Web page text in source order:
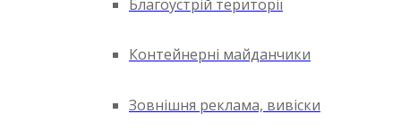
Благоустрій території
Контейнерні майданчики
Зовнішня реклама, вивіски